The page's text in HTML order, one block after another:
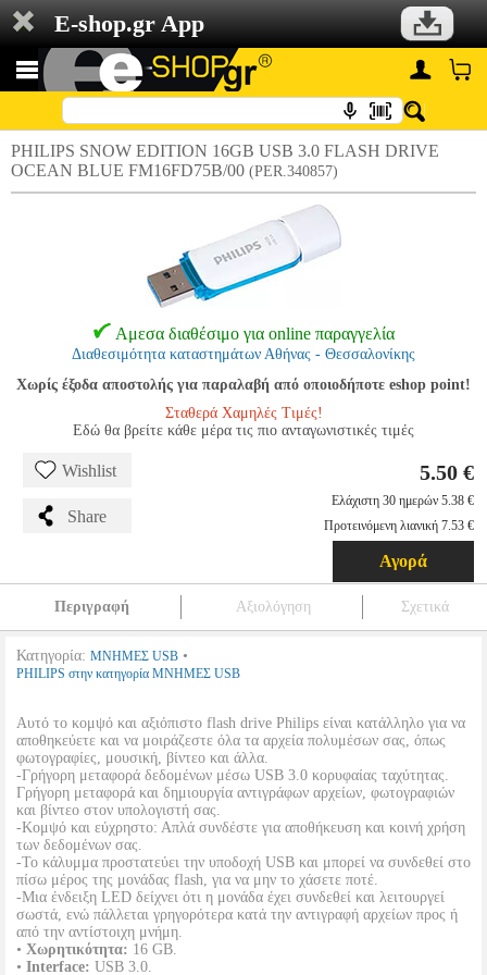
E-shop.gr App
PHILIPS SNOW EDITION 16GB USB 3.0 FLASH DRIVE
OCEAN BLUE FM16FD75B/00 (PER.340857)
Αμεσα διαθέσιμο για online παραγγελία
Διαθεσιμότητα καταστημάτων Αθήνας - Θεσσαλονίκης
Χωρίς έξοδα αποστολής για παραλαβή από οποιοδήποτε eshop point!
Σταθερά Χαμηλές Τιμές!
Εδώ θα βρείτε κάθε μέρα τις πιο ανταγωνιστικές τιμές
Wishlist
Share
5.50 €
Ελάχιστη 30 ημερών 5.38 €
Προτεινόμενη λιανική 7.53 €
Αγορά
Περιγραφή Αξιολόγηση Σχετικά
Κατηγορία: ΜΝΗΜΕΣ USB •
PHILIPS στην κατηγορία ΜΝΗΜΕΣ USB
Αυτό το κομψό και αξιόπιστο flash drive Philips είναι κατάλληλο για να
αποθηκεύετε και να μοιράζεστε όλα τα αρχεία πολυμέσων σας, όπως
φωτογραφίες, μουσική, βίντεο και άλλα.
-Γρήγορη μεταφορά δεδομένων μέσω USB 3.0 κορυφαίας ταχύτητας.
Γρήγορη μεταφορά και δημιουργία αντιγράφων αρχείων, φωτογραφιών
και βίντεο στον υπολογιστή σας.
-Κομψό και εύχρηστο: Απλά συνδέστε για αποθήκευση και κοινή χρήση
των δεδομένων σας.
-Το κάλυμμα προστατεύει την υποδοχή USB και μπορεί να συνδεθεί στο
πίσω μέρος της μονάδας flash, για να μην το χάσετε ποτέ.
-Μια ένδειξη LED δείχνει ότι η μονάδα έχει συνδεθεί και λειτουργεί
σωστά, ενώ πάλλεται γρηγορότερα κατά την αντιγραφή αρχείων προς ή
από την αντίστοιχη μνήμη.
• Χωρητικότητα: 16 GB.
• Interface: USB 3.0.